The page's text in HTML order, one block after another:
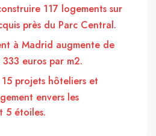
117 logements sur
près du Parc Central.
à Madrid augmente de
euros par m2.
projets hôteliers et
envers les
5 étoiles.